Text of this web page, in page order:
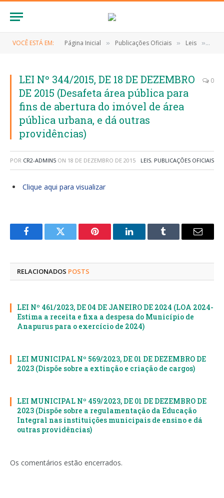
VOCÊ ESTÁ EM: Página Inicial » Publicações Oficiais » Leis »
LEI Nº 344/2015, DE 18 DE DEZEMBRO
DE 2015 (Desafeta área pública para
fins de abertura do imóvel de área
pública urbana, e dá outras
providências)
0
POR CR2-ADMIN5 ON 18 DE DEZEMBRO DE 2015 LEIS, PUBLICAÇÕES OFICIAIS
Clique aqui para visualizar
FacebookTwitter Pinterest LinkedInTumblr
E-
RELACIONADOS POSTS
LEI Nº 461/2023, DE 04 DE JANEIRO DE 2024 (LOA 2024-
Estima a receita e fixa a despesa do Município de
Anapurus para o exercício de 2024)
LEI MUNICIPAL Nº 569/2023, DE 01 DE DEZEMBRO DE
2023 (Dispõe sobre a extinção e criação de cargos)
LEI MUNICIPAL Nº 459/2023, DE 01 DE DEZEMBRO DE
2023 (Dispõe sobre a regulamentação da Educação
Integral nas instituições municipais de ensino e dá
outras providências)
Os comentários estão encerrados.